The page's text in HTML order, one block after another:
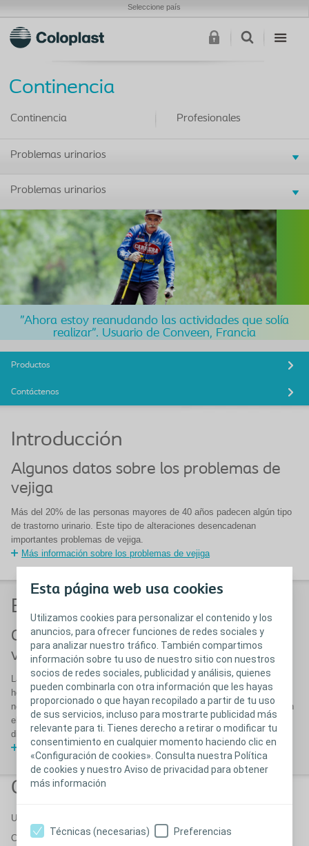
Esta página web usa cookies
Utilizamos cookies para personalizar el contenido y los
anuncios, para ofrecer funciones de redes sociales y
para analizar nuestro tráfico. También compartimos
información sobre tu uso de nuestro sitio con nuestros
socios de redes sociales, publicidad y análisis, quienes
pueden combinarla con otra información que les hayas
proporcionado o que hayan recopilado a partir de tu uso
de sus servicios, incluso para mostrarte publicidad más
relevante para ti. Tienes derecho a retirar o modificar tu
consentimiento en cualquier momento haciendo clic en
«Configuración de cookies». Consulta nuestra Política
de cookies y nuestro Aviso de privacidad para obtener
más información
Técnicas (necesarias) Preferencias
Seleccione país
Continencia
Continencia
Problemas urinarios
Problemas urinarios
Profesionales
"Ahora estoy reanudando las actividades que solía
realizar". Usuario de Conveen, Francia
Productos
Contáctenos
Introducción
Algunos datos sobre los problemas de
vejiga
Más del 20% de las personas mayores de 40 años padecen algún tipo
de trastorno urinario. Este tipo de alteraciones desencadenan
importantes problemas de vejiga.
Más información sobre los problemas de vejiga
Es bueno saberlo
Causas frecuentes de los problemas de
vejiga
Las principales causas de los problemas de vejiga son distintas en
hombres y mujeres, estos pacientes tienen problemas de vejiga no
neurógena. Cuando los problemas de evacuación se deben a daños en
el cerebro, la médula espinal y los nervios que controlan la vejiga, se
dice que los pacientes tienen vejiga neurógena.
Causas de los problemas de vejiga
Coaching y Suelo Pélvico
Una nueva manera de trabajar con los pacientes
Conoce esta estructura tan importante en nuestro cuerpo, sus